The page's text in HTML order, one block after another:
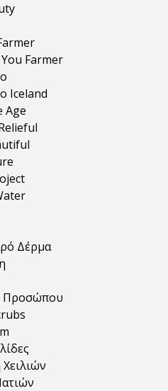
Farmer
Iceland
Age
Δέρμα
Προσώπου